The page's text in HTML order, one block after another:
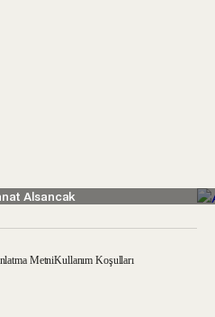
Alsancak
MetniKullanım Koşulları